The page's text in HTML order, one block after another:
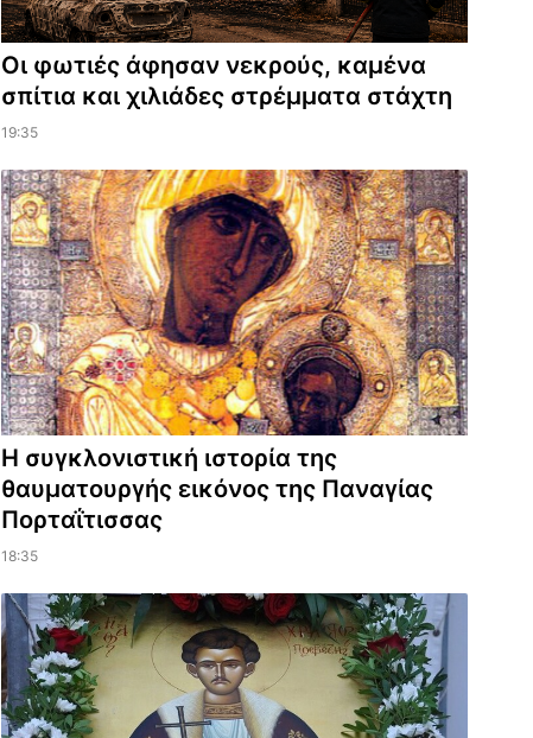
Οι φωτιές άφησαν νεκρούς, καμένα
σπίτια και χιλιάδες στρέμματα στάχτη
19:35
Η συγκλονιστική ιστορία της
θαυματουργής εικόνος της Παναγίας
Πορταΐτισσας
18:35